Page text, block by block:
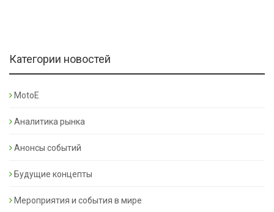
Категории новостей
MotoE
Аналитика рынка
Анонсы событий
Будущие концепты
Мероприятия и события в мире